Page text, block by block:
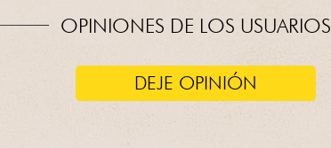
OPINIONES DE LOS USUARIOS
DEJE OPINIÓN